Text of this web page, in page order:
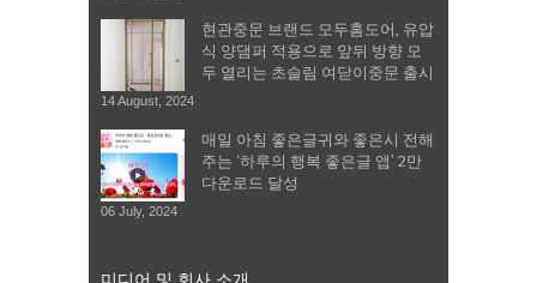
현관중문 브랜드 모두홈도어, 유압
식 양댐퍼 적용으로 앞뒤 방향 모
두 열리는 초슬림 여닫이중문 출시
14 August, 2024
매일 아침 좋은글귀와 좋은시 전해
주는 ‘하루의 행복 좋은글 앱’ 2만
다운로드 달성
06 July, 2024